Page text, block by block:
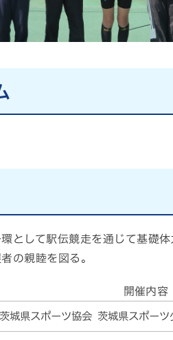
として駅伝競走を通じて基礎
の親睦を図る。
開催内容
城県スポーツ協会 茨城県スポーツ